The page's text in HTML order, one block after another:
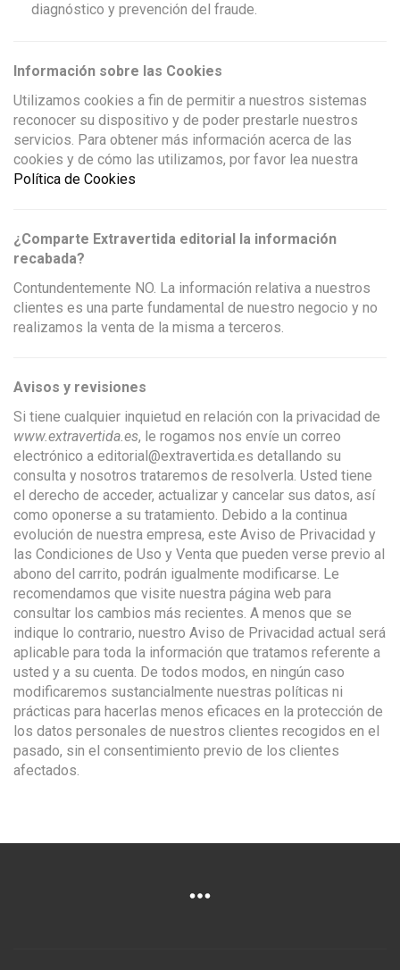
diagnóstico y prevención del fraude.
Información sobre las Cookies
Utilizamos cookies a fin de permitir a nuestros sistemas
reconocer su dispositivo y de poder prestarle nuestros
servicios. Para obtener más información acerca de las
cookies y de cómo las utilizamos, por favor lea nuestra
Política de Cookies
¿Comparte Extravertida editorial la información
recabada?
Contundentemente NO. La información relativa a nuestros
clientes es una parte fundamental de nuestro negocio y no
realizamos la venta de la misma a terceros.
Avisos y revisiones
Si tiene cualquier inquietud en relación con la privacidad de
www.extravertida.es, le rogamos nos envíe un correo
electrónico a editorial@extravertida.es detallando su
consulta y nosotros trataremos de resolverla. Usted tiene
el derecho de acceder, actualizar y cancelar sus datos, así
como oponerse a su tratamiento. Debido a la continua
evolución de nuestra empresa, este Aviso de Privacidad y
las Condiciones de Uso y Venta que pueden verse previo al
abono del carrito, podrán igualmente modificarse. Le
recomendamos que visite nuestra página web para
consultar los cambios más recientes. A menos que se
indique lo contrario, nuestro Aviso de Privacidad actual será
aplicable para toda la información que tratamos referente a
usted y a su cuenta. De todos modos, en ningún caso
modificaremos sustancialmente nuestras políticas ni
prácticas para hacerlas menos eficaces en la protección de
los datos personales de nuestros clientes recogidos en el
pasado, sin el consentimiento previo de los clientes
afectados.